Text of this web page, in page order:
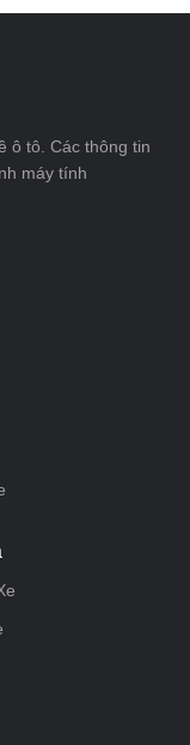
ô tô. Các thông tin
máy tính